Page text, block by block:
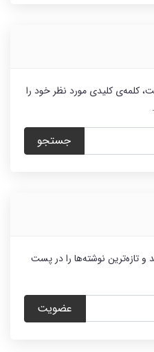
کلمه‌ی کلیدی مورد نظر خود را
جستجو
تازه‌ترین نوشته‌ها را در پست
عضویت